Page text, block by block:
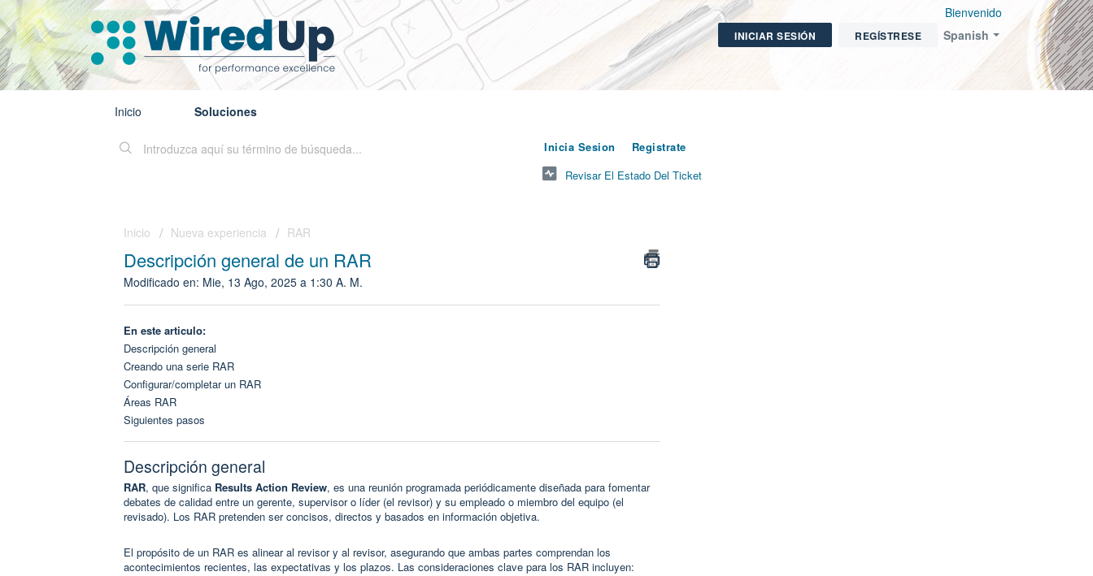
Spanish
Bienvenido
INICIAR SESIÓN REGÍSTRESE
Inicio Soluciones
Inicia Sesion Registrate
Revisar El Estado Del Ticket
Inicio Nueva experiencia RAR
Descripción general de un RAR
Modificado en: Mie, 13 Ago, 2025 a 1:30 A. M.
En este articulo:
Descripción general
Creando una serie RAR
Configurar/completar un RAR
Áreas RAR
Siguientes pasos
Descripción general
RAR, que significa Results Action Review, es una reunión programada periódicamente diseñada para fomentar
debates de calidad entre un gerente, supervisor o líder (el revisor) y su empleado o miembro del equipo (el
revisado). Los RAR pretenden ser concisos, directos y basados en información objetiva.
El propósito de un RAR es alinear al revisor y al revisor, asegurando que ambas partes comprendan los
acontecimientos recientes, las expectativas y los plazos. Las consideraciones clave para los RAR incluyen: